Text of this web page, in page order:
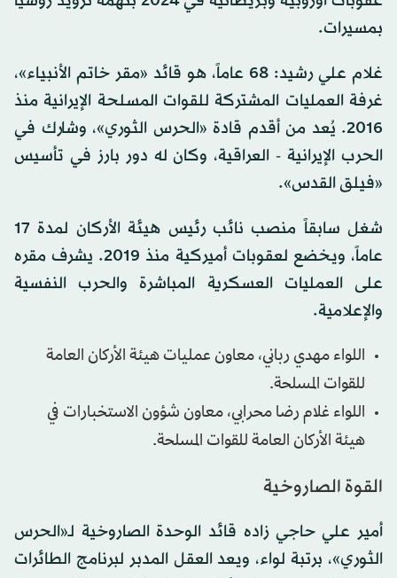
بمسيرات.
غلام علي رشيد: 68 عاماً، هو قائد «مقر خاتم الأنبياء»،
غرفة العمليات المشتركة للقوات المسلحة الإيرانية منذ
2016. يُعد من أقدم قادة «الحرس الثوري»، وشارك في
الحرب الإيرانية - العراقية، وكان له دور بارز في تأسيس
«فيلق القدس».
شغل سابقاً منصب نائب رئيس هيئة الأركان لمدة 17
عاماً، ويخضع لعقوبات أميركية منذ 2019. يشرف مقره
على العمليات العسكرية المباشرة والحرب النفسية
والإعلامية.
اللواء مهدي رباني، معاون عمليات هيئة الأركان العامة
للقوات المسلحة.
اللواء غلام رضا محرابي، معاون شؤون الاستخبارات في
هيئة الأركان العامة للقوات المسلحة.
القوة الصاروخية
أمير علي حاجي زاده قائد الوحدة الصاروخية لـ«الحرس
الثوري»، برتبة لواء، ويعد العقل المدبر لبرنامج الطائرات